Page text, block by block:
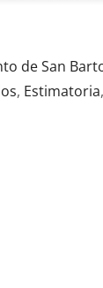
de San
, Estimatoria,